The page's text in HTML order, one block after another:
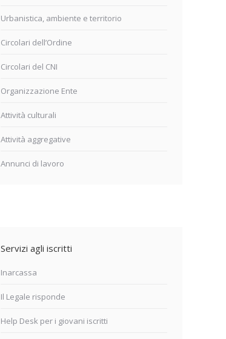
Urbanistica, ambiente e territorio
Circolari dell’Ordine
Circolari del CNI
Organizzazione Ente
Attività culturali
Attività aggregative
Annunci di lavoro
Servizi agli iscritti
Inarcassa
Il Legale risponde
Help Desk per i giovani iscritti